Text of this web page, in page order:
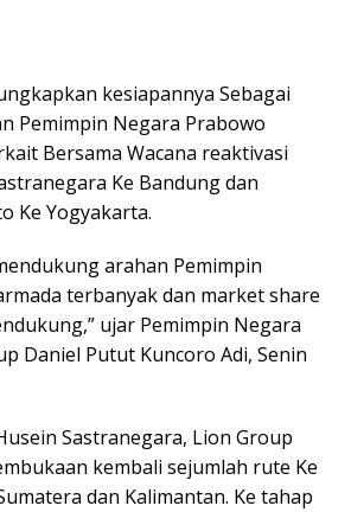
kesiapannya Sebagai
Pemimpin Negara Prabowo
Bersama Wacana reaktivasi
Ke Bandung dan
Ke Yogyakarta.
arahan Pemimpin
terbanyak dan market share
ujar Pemimpin Negara
Daniel Putut Kuncoro Adi, Senin
Sastranegara, Lion Group
kembali sejumlah rute Ke
dan Kalimantan. Ke tahap